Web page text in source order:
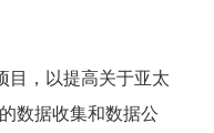
目，以提高关于亚太
数据收集和数据公